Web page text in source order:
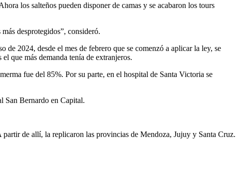
los salteños pueden disponer de camas y se acabaron los tours
desprotegidos”, consideró.
2024, desde el mes de febrero que se comenzó a aplicar la ley, se
que más demanda tenía de extranjeros.
fue del 85%. Por su parte, en el hospital de Santa Victoria se
San Bernardo en Capital.
de allí, la replicaron las provincias de Mendoza, Jujuy y Santa Cruz.